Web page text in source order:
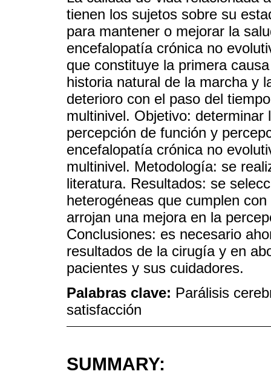
tienen los sujetos sobre su
para mantener o mejorar la
encefalopatía crónica no
que constituye la primera
historia natural de la marcha y
deterioro con el paso del
multinivel. Objetivo:
percepción de función y
encefalopatía crónica no
multinivel. Metodología: se
literatura. Resultados: se
heterogéneas que cumplen
arrojan una mejora en la
Conclusiones: es necesario
resultados de la cirugía y en
pacientes y sus cuidadores.
Palabras clave: Parálisis
satisfacción
SUMMARY: